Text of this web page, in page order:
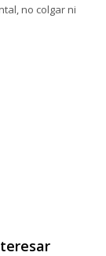
no colgar ni